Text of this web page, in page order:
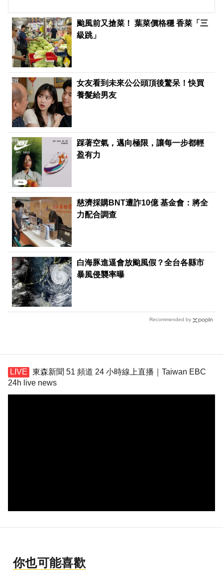
颱風前又搶菜！ 葉菜價格穩 香菜「三
級跳」
女友看到未來公公頭頂後驚呆！快買
養髮給男友
PR
踩著空氣，邁向極限，讓每一步都輕
盈有力
PR
慈濟採購BNT遭詐10億 基金會：將全
力配合調查
白海豚進逼會放颱風假？全台各縣市
暴風侵襲率曝
Recommended by
東森新聞 51 頻道 24 小時線上直播｜Taiwan EBC
24h live news
你也可能喜歡